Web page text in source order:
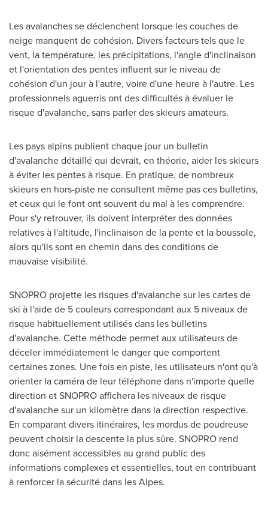
Les avalanches se déclenchent lorsque les couches de
neige manquent de cohésion. Divers facteurs tels que le
vent, la température, les précipitations, l'angle d'inclinaison
et l'orientation des pentes influent sur le niveau de
cohésion d'un jour à l'autre, voire d'une heure à l'autre. Les
professionnels aguerris ont des difficultés à évaluer le
risque d'avalanche, sans parler des skieurs amateurs.
Les pays alpins publient chaque jour un bulletin
d'avalanche détaillé qui devrait, en théorie, aider les skieurs
à éviter les pentes à risque. En pratique, de nombreux
skieurs en hors-piste ne consultent même pas ces bulletins,
et ceux qui le font ont souvent du mal à les comprendre.
Pour s'y retrouver, ils doivent interpréter des données
relatives à l'altitude, l'inclinaison de la pente et la boussole,
alors qu'ils sont en chemin dans des conditions de
mauvaise visibilité.
SNOPRO projette les risques d'avalanche sur les cartes de
ski à l'aide de 5 couleurs correspondant aux 5 niveaux de
risque habituellement utilisés dans les bulletins
d'avalanche. Cette méthode permet aux utilisateurs de
déceler immédiatement le danger que comportent
certaines zones. Une fois en piste, les utilisateurs n'ont qu'à
orienter la caméra de leur téléphone dans n'importe quelle
direction et SNOPRO affichera les niveaux de risque
d'avalanche sur un kilomètre dans la direction respective.
En comparant divers itinéraires, les mordus de poudreuse
peuvent choisir la descente la plus sûre. SNOPRO rend
donc aisément accessibles au grand public des
informations complexes et essentielles, tout en contribuant
à renforcer la sécurité dans les Alpes.